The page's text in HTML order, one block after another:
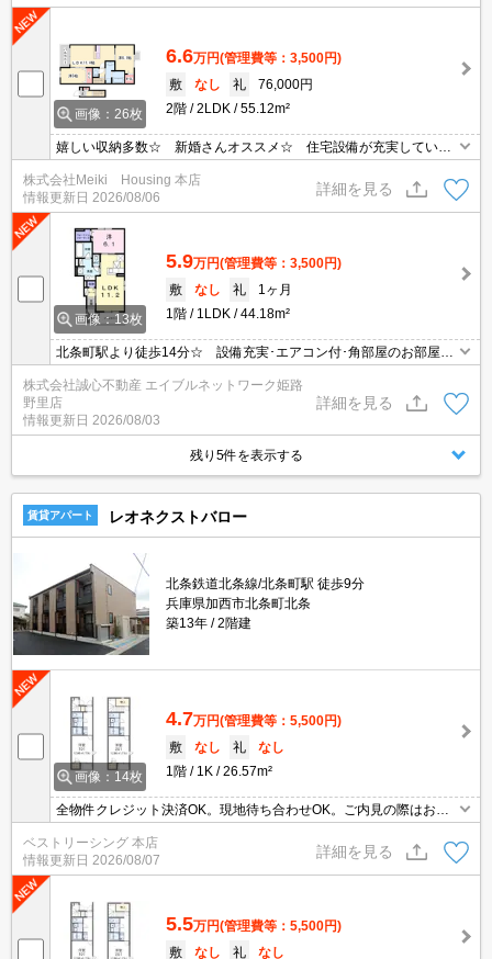
画像：26枚
6.6万円(管理費等：3,500円)
敷
なし 礼
76,000円
2階
2LDK 55.12m²
嬉しい収納多数☆ 新婚さんオススメ☆ 住宅設備が充実していま
す☆
株式会社Meiki Housing 本店
情報更新日 2026/08/06
詳細を見る
画像：13枚
5.9万円(管理費等：3,500円)
敷
なし 礼
1ヶ月
1階
1LDK 44.18m²
北条町駅より徒歩14分☆ 設備充実･エアコン付･角部屋のお部屋で
す☆ 高速インターネット使用料無料☆
株式会社誠心不動産 エイブルネットワーク姫路
野里店
情報更新日 2026/08/03
詳細を見る
残り5件を表示する
賃貸アパート レオネクストバロー
北条鉄道北条線/北条町駅 徒歩9分
兵庫県加西市北条町北条
築13年
2階建
画像：14枚
4.7万円(管理費等：5,500円)
敷
なし 礼
なし
1階
1K 26.57m²
全物件クレジット決済OK。現地待ち合わせOK。ご内見の際はお気
軽にお問い合わせください。
ベストリーシング 本店
情報更新日 2026/08/07
詳細を見る
5.5万円(管理費等：5,500円)
敷
なし 礼 なし